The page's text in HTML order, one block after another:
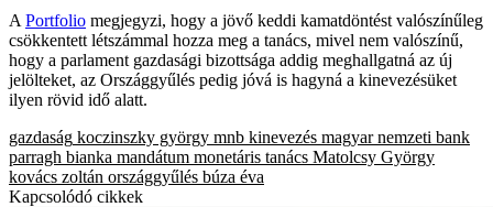
A Portfolio megjegyzi, hogy a jövő keddi kamatdöntést valószínűleg
csökkentett létszámmal hozza meg a tanács, mivel nem valószínű,
hogy a parlament gazdasági bizottsága addig meghallgatná az új
jelölteket, az Országgyűlés pedig jóvá is hagyná a kinevezésüket
ilyen rövid idő alatt.
gazdaság koczinszky györgy mnb kinevezés magyar nemzeti bank
parragh bianka mandátum monetáris tanács Matolcsy György
kovács zoltán országgyűlés búza éva
Kapcsolódó cikkek